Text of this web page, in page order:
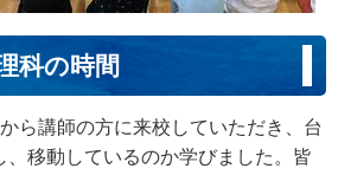
科の時間
ら講師の方に来校していただき、台
、移動しているのか学びました。皆